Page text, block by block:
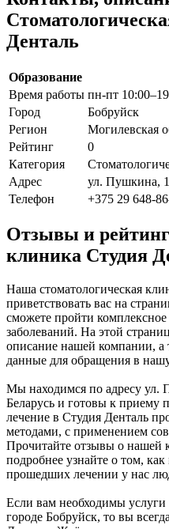
Денталь
Образование
Время работы пн-пт
Город
Бобруйск
Регион
Могилевская
Рейтинг
0
Категория
Адрес
ул. Пушкина,
Телефон
+375 29 648-
Отзывы и
клиника Студия
Наша стоматологическая
приветствовать вас на
сможете пройти
заболеваний. На этой
описание нашей компании, а
данные для обращения в
Мы находимся по адресу ул.
Беларусь и готовы к приему
лечение в Студия Денталь
методами, с применением
Прочитайте отзывы о нашей
подробнее узнайте о том,
прошедших лечении у нас
Если вам необходимы услуги
городе Бобруйск, то вы